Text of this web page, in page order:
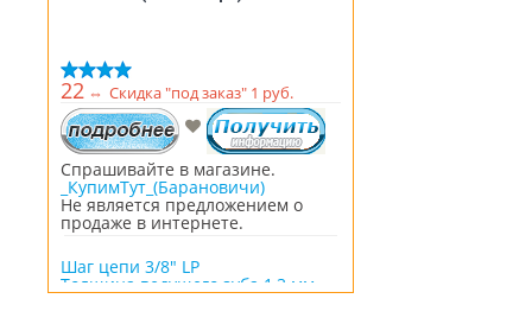
22 ⇔ Скидка "под заказ" 1 руб.
Спрашивайте в магазине.
_КупимТут_(Барановичи)
Не является предложением о
продаже в интернете.
Шаг цепи 3/8" LP
Толщина ведущего зуба 1,3 мм